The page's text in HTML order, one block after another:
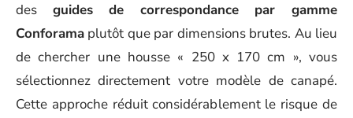
des guides de correspondance par gamme
Conforama plutôt que par dimensions brutes. Au lieu
de chercher une housse « 250 x 170 cm », vous
sélectionnez directement votre modèle de canapé.
Cette approche réduit considérablement le risque de